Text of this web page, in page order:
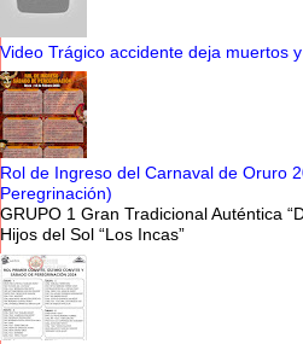
Video Trágico accidente deja muertos
Rol de Ingreso del Carnaval de Oruro
Peregrinación)
GRUPO 1 Gran Tradicional
Hijos del Sol “Los